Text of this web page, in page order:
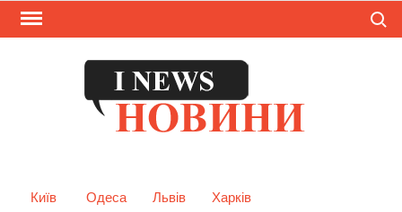
Skip
Київ
Одеса Львів
Харків